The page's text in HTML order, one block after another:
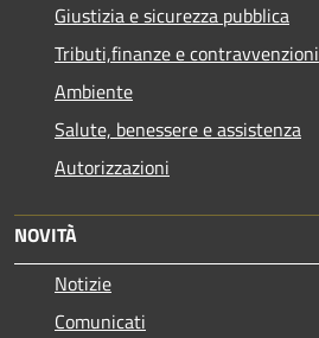
Giustizia e sicurezza pubblica
Tributi,finanze e contravvenzioni
Ambiente
Salute, benessere e assistenza
Autorizzazioni
NOVITÀ
Notizie
Comunicati